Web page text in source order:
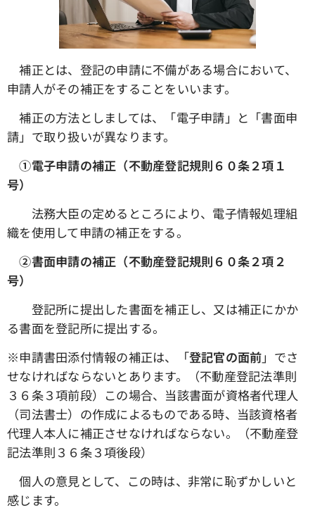
補正とは、登記の申請に不備がある場合において、
申請人がその補正をすることをいいます。
補正の方法としましては、「電子申請」と「書面申
請」で取り扱いが異なります。
①電子申請の補正（不動産登記規則６０条２項１
号）
法務大臣の定めるところにより、電子情報処理組
織を使用して申請の補正をする。
➁書面申請の補正（不動産登記規則６０条２項２
号）
登記所に提出した書面を補正し、又は補正にかか
る書面を登記所に提出する。
※申請書田添付情報の補正は、「登記官の面前」でさ
せなければならないとあります。（不動産登記法準則
３６条３項前段）この場合、当該書面が資格者代理人
（司法書士）の作成によるものである時、当該資格者
代理人本人に補正させなければならない。（不動産登
記法準則３６条３項後段）
個人の意見として、この時は、非常に恥ずかしいと
感じます。